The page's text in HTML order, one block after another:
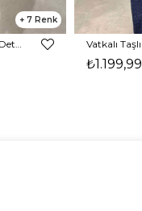
7
₺1.199,99